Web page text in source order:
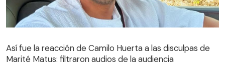
Así fue la reacción de Camilo Huerta a las disculpas de
Marité Matus: filtraron audios de la audiencia